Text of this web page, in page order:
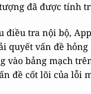
đã được tính
điều tra nội bộ,
quyết vấn đề
bảng mạch
đề cốt lõi của lỗi